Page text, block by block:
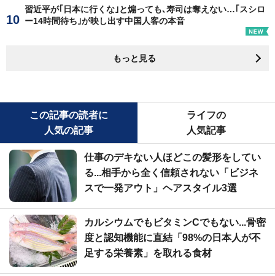
習近平が｢日本に行くな｣と煽っても､寿司は奪えない…｢スシロ
ー14時間待ち｣が映し出す中国人客の本音
もっと見る
この記事の読者に
人気の記事
ライフの
人気記事
仕事のデキない人ほどこの髪形をしてい
る...相手から全く信頼されない「ビジネ
スで一発アウト」ヘアスタイル3選
カルシウムでもビタミンCでもない...骨密
度と認知機能に直結「98%の日本人が不
足する栄養素」を取れる食材